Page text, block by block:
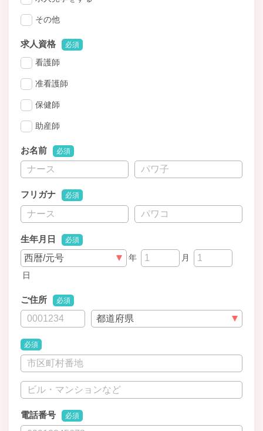
その他
求人資格 必須
看護師
准看護師
保健師
助産師
お名前 必須
フリガナ 必須
生年月日 必須
年
月
日
ご住所 必須
必須
電話番号 必須